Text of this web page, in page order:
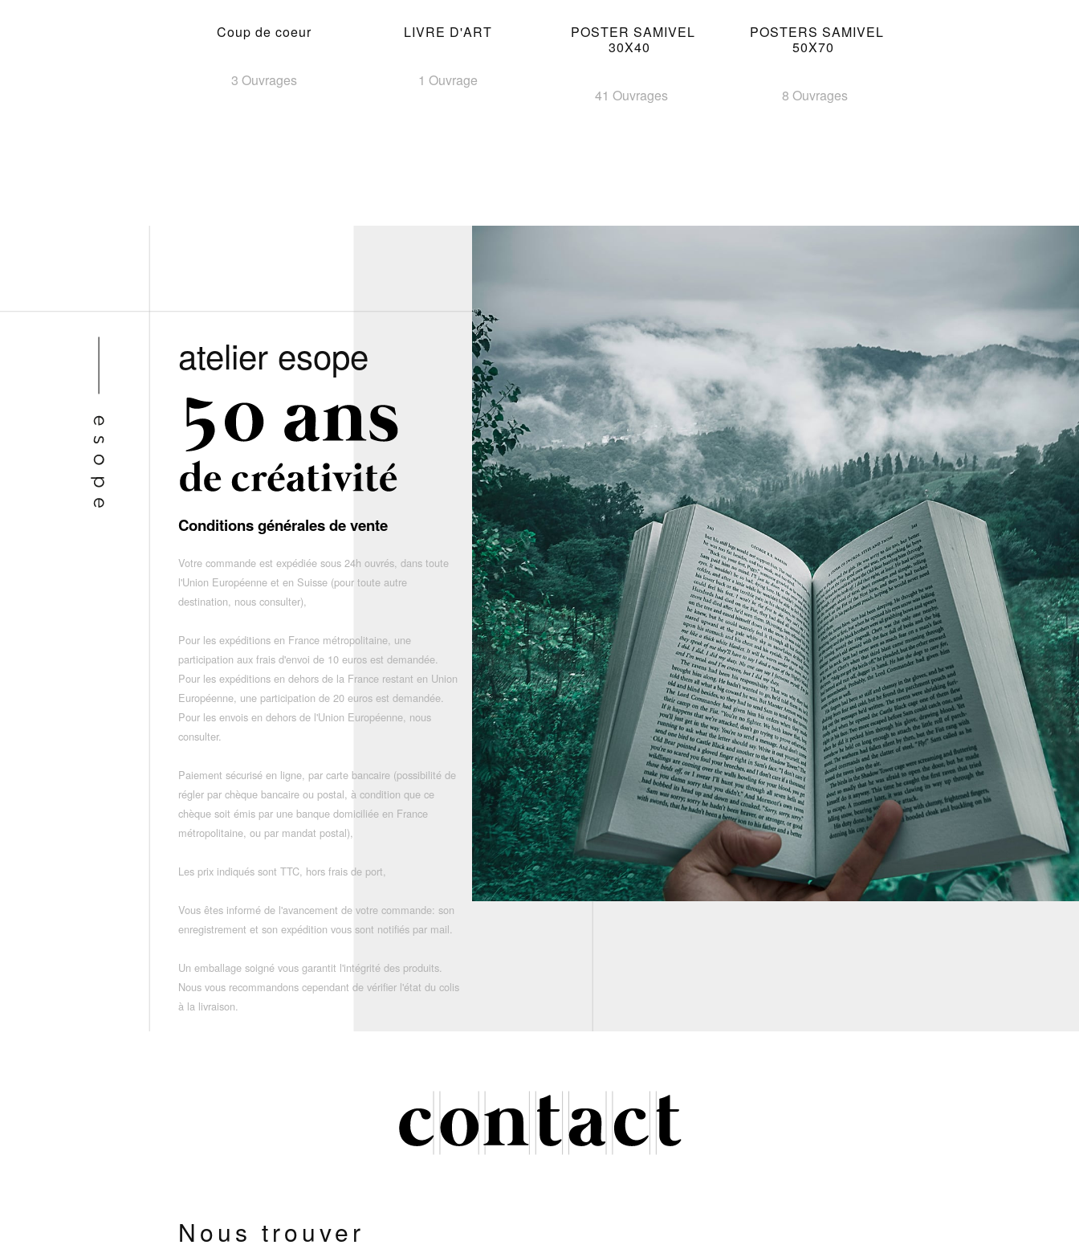
Coup de coeur
3 Ouvrages
LIVRE D'ART
1 Ouvrage
POSTER SAMIVEL
30X40
41 Ouvrages
POSTERS SAMIVEL
50X70
8 Ouvrages
atelier esope
Conditions générales de vente
Votre commande est expédiée sous 24h ouvrés, dans toute
l'Union Européenne et en Suisse (pour toute autre
destination, nous consulter),
Pour les expéditions en France métropolitaine, une
participation aux frais d'envoi de 10 euros est demandée.
Pour les expéditions en dehors de la France restant en Union
Européenne, une participation de 20 euros est demandée.
Pour les envois en dehors de l'Union Européenne, nous
consulter.
Paiement sécurisé en ligne, par carte bancaire (possibilité de
régler par chèque bancaire ou postal, à condition que ce
chèque soit émis par une banque domiciliée en France
métropolitaine, ou par mandat postal),
Les prix indiqués sont TTC, hors frais de port,
Vous êtes informé de l'avancement de votre commande: son
enregistrement et son expédition vous sont notifiés par mail.
Un emballage soigné vous garantit l'intégrité des produits.
Nous vous recommandons cependant de vérifier l'état du colis
à la livraison.
Nous trouver